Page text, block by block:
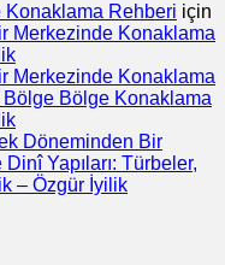
Rehberi için
Merkezinde Konaklama
Merkezinde Konaklama
Bölge Konaklama
Döneminden Bir
Yapıları: Türbeler,
– Özgür İyilik